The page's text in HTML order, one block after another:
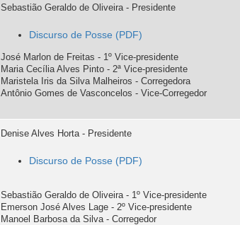
Sebastião Geraldo de Oliveira - Presidente
Discurso de Posse
José Marlon de Freitas - 1º Vice-presidente
Maria Cecília Alves Pinto - 2ª Vice-presidente
Maristela Iris da Silva Malheiros - Corregedora
Antônio Gomes de Vasconcelos - Vice-Corregedor
Denise Alves Horta - Presidente
Discurso de Posse
Sebastião Geraldo de Oliveira - 1º Vice-presidente
Emerson José Alves Lage - 2º Vice-presidente
Manoel Barbosa da Silva - Corregedor